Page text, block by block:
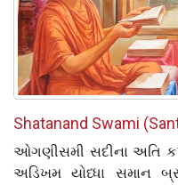
Shatanand Swami
ઓગણીસમી સદીના અતિ
અડિખમ યોધ્ધા સમાન